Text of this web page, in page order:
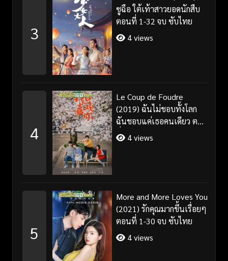
3
ซูฉือ ใต้เท้าสาวยอดนักสืบ
ตอนที่ 1-32 จบ ซับไทย
4 views
4
Le Coup de Foudre
(2019) ฉันไม่ชอบทั้งโลก
ฉันชอบแค่เธอคนเดียว ตอน
ที่ 1-35 จบ ซับไทย
4 views
5
More and More Loves You
(2021) รักคุณมากขึ้นเรื่อยๆ
ตอนที่ 1-30 จบ ซับไทย
4 views